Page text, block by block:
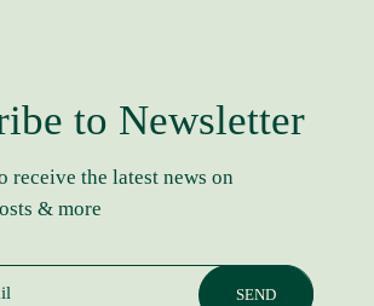
to Newsletter
receive the latest news on
& more.